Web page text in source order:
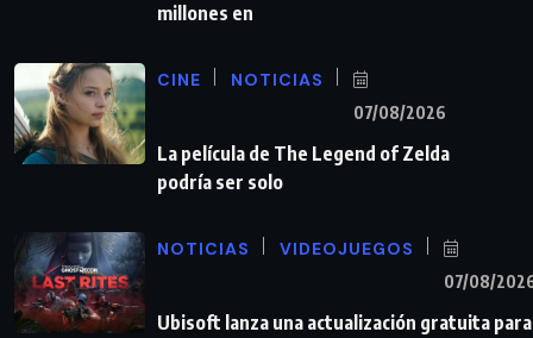
millones en
CINE NOTICIAS
07/08/2026
La película de The Legend of Zelda
podría ser solo
NOTICIAS VIDEOJUEGOS
07/08/
Ubisoft lanza una actualización gratuita para